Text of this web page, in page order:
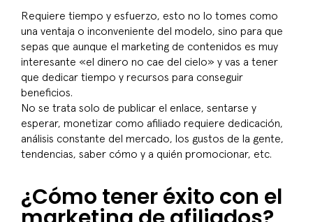
Requiere tiempo y esfuerzo, esto no lo tomes como
una ventaja o inconveniente del modelo, sino para que
sepas que aunque el marketing de contenidos es muy
interesante «el dinero no cae del cielo» y vas a tener
que dedicar tiempo y recursos para conseguir
beneficios.
No se trata solo de publicar el enlace, sentarse y
esperar, monetizar como afiliado requiere dedicación,
análisis constante del mercado, los gustos de la gente,
tendencias, saber cómo y a quién promocionar, etc.
¿Cómo tener éxito con el